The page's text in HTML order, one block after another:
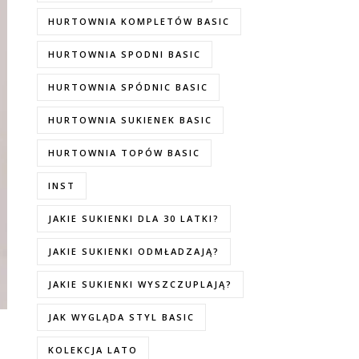
HURTOWNIA KOMPLETÓW BASIC
HURTOWNIA SPODNI BASIC
HURTOWNIA SPÓDNIC BASIC
HURTOWNIA SUKIENEK BASIC
HURTOWNIA TOPÓW BASIC
INST
JAKIE SUKIENKI DLA 30 LATKI?
JAKIE SUKIENKI ODMŁADZAJĄ?
JAKIE SUKIENKI WYSZCZUPLAJĄ?
JAK WYGLĄDA STYL BASIC
KOLEKCJA LATO